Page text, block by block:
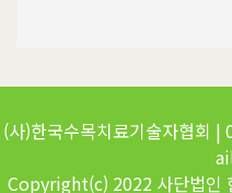
(사)한국수목치료기술자협
Copyright(c) 2022 사단법인